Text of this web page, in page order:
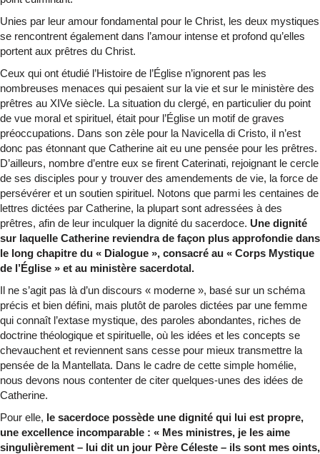
Unies par leur amour fondamental pour le Christ, les deux mystiques
se rencontrent également dans l’amour intense et profond qu’elles
portent aux prêtres du Christ.
Ceux qui ont étudié l’Histoire de l’Église n’ignorent pas les
nombreuses menaces qui pesaient sur la vie et sur le ministère des
prêtres au XIVe siècle. La situation du clergé, en particulier du point
de vue moral et spirituel, était pour l’Église un motif de graves
préoccupations. Dans son zèle pour la Navicella di Cristo, il n’est
donc pas étonnant que Catherine ait eu une pensée pour les prêtres.
D’ailleurs, nombre d’entre eux se firent Caterinati, rejoignant le cercle
de ses disciples pour y trouver des amendements de vie, la force de
persévérer et un soutien spirituel. Notons que parmi les centaines de
lettres dictées par Catherine, la plupart sont adressées à des
prêtres, afin de leur inculquer la dignité du sacerdoce. Une dignité
sur laquelle Catherine reviendra de façon plus approfondie dans
le long chapitre du « Dialogue », consacré au « Corps Mystique
de l’Église » et au ministère sacerdotal.
Il ne s’agit pas là d’un discours « moderne », basé sur un schéma
précis et bien défini, mais plutôt de paroles dictées par une femme
qui connaît l’extase mystique, des paroles abondantes, riches de
doctrine théologique et spirituelle, où les idées et les concepts se
chevauchent et reviennent sans cesse pour mieux transmettre la
pensée de la Mantellata. Dans le cadre de cette simple homélie,
nous devons nous contenter de citer quelques-unes des idées de
Catherine.
Pour elle, le sacerdoce possède une dignité qui lui est propre,
une excellence incomparable : « Mes ministres, je les aime
singulièrement – lui dit un jour Père Céleste – ils sont mes oints,